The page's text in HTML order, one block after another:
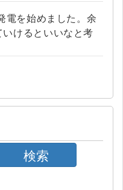
電を始めました。余
けるといいなと考
検索